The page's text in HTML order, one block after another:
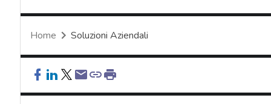
Home Soluzioni Aziendali